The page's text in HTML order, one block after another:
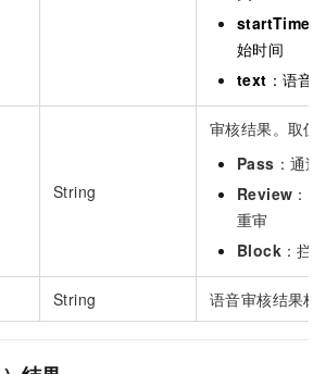
startTime
始时间
text ：语音
String
审核结果。取值
Pass ：通过
Review ：
重审
Block ：拦
String 语音审核结果标